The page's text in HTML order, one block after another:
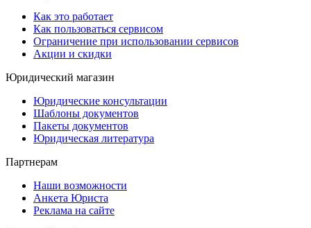
Как это работает
Как пользоваться сервисом
Ограничение при использовании сервисов
Акции и скидки
Юридический магазин
Юридические консультации
Шаблоны документов
Пакеты документов
Юридическая литература
Партнерам
Наши возможности
Анкета Юриста
Реклама на сайте